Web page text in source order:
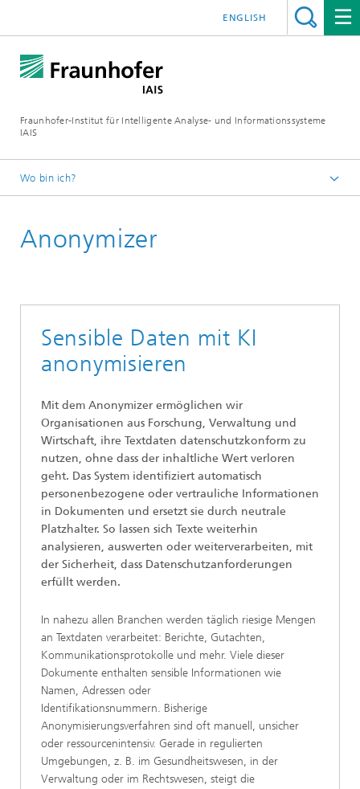
Fraunhofer-Institut für Intelligente Analyse- und Informationssysteme
IAIS
ENGLISH
Wo bin ich?
Branchen & Themen
Anonymizer
Sensible Daten mit KI
anonymisieren
Mit dem Anonymizer ermöglichen wir
Organisationen aus Forschung, Verwaltung und
Wirtschaft, ihre Textdaten datenschutzkonform zu
nutzen, ohne dass der inhaltliche Wert verloren
geht. Das System identifiziert automatisch
personenbezogene oder vertrauliche Informationen
in Dokumenten und ersetzt sie durch neutrale
Platzhalter. So lassen sich Texte weiterhin
analysieren, auswerten oder weiterverarbeiten, mit
der Sicherheit, dass Datenschutzanforderungen
erfüllt werden.
In nahezu allen Branchen werden täglich riesige Mengen
an Textdaten verarbeitet: Berichte, Gutachten,
Kommunikationsprotokolle und mehr. Viele dieser
Dokumente enthalten sensible Informationen wie
Namen, Adressen oder
Identifikationsnummern. Bisherige
Anonymisierungsverfahren sind oft manuell, unsicher
oder ressourcenintensiv. Gerade in regulierten
Umgebungen, z. B. im Gesundheitswesen, in der
Verwaltung oder im Rechtswesen, steigt die